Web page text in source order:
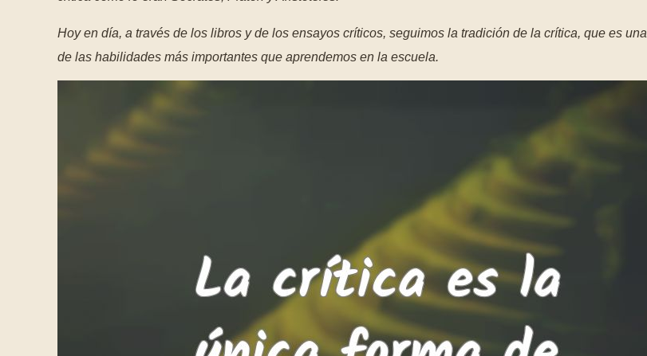
Hoy en día, a través de los libros y de los ensayos críticos, seguimos la tradición de la crítica, que es una
de las habilidades más importantes que aprendemos en la escuela.